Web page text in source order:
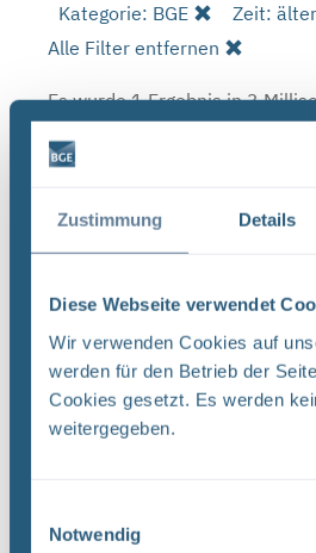
Zustimmung Details
Diese Webseite verwendet
Wir verwenden Cookies auf
werden für den Betrieb der
Cookies gesetzt. Es werden
weitergegeben.
Notwendig
Kategorie: BGE
Zeit:
Alle Filter entfernen
Es wurde 1 Ergebnis in 3
Zeige Ergebnisse 1 bis 1 von 1.
1
Forschungs- und
BGE (PDF)
FORSCHUNG UND
Strategie erhalten Sie einen